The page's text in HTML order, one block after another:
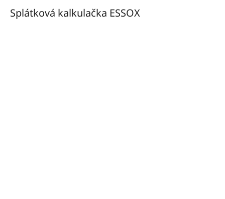
Splátková kalkulačka ESSOX